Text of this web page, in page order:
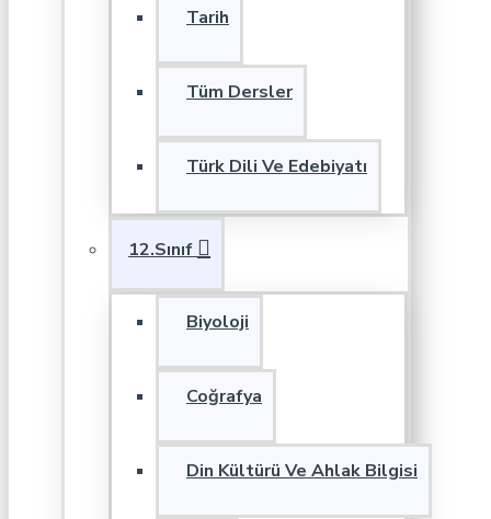
Tarih
Tüm Dersler
Türk Dili Ve Edebiyatı
12.Sınıf
Biyoloji
Coğrafya
Din Kültürü Ve Ahlak Bilgisi